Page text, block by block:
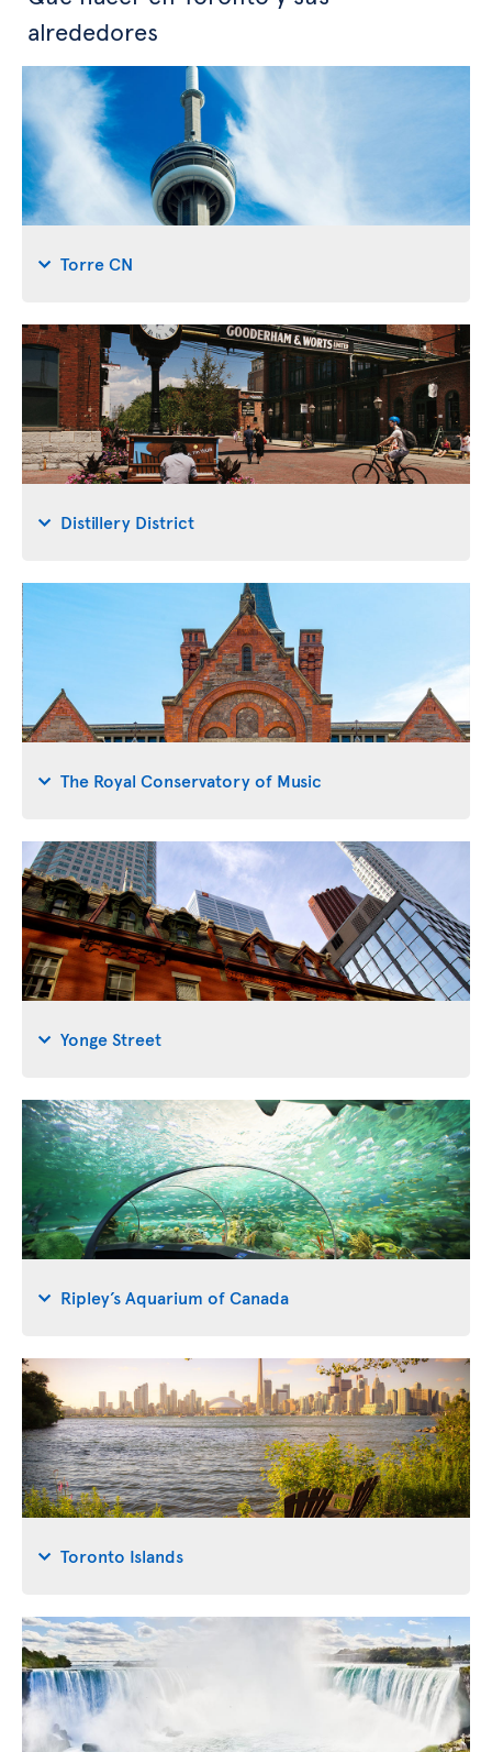
alrededores
Torre CN
Distillery District
The Royal Conservatory of Music
Yonge Street
Ripley’s Aquarium of Canada
Toronto Islands